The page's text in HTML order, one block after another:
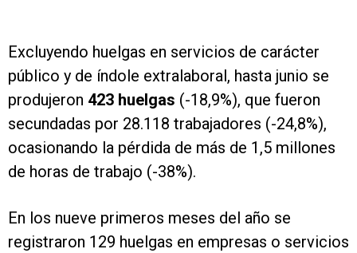
Excluyendo huelgas en servicios de carácter
público y de índole extralaboral, hasta junio se
produjeron 423 huelgas (-18,9%), que fueron
secundadas por 28.118 trabajadores (-24,8%),
ocasionando la pérdida de más de 1,5 millones
de horas de trabajo (-38%).
En los nueve primeros meses del año se
registraron 129 huelgas en empresas o servicios